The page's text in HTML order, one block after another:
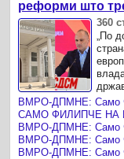
реформи што
360
„По